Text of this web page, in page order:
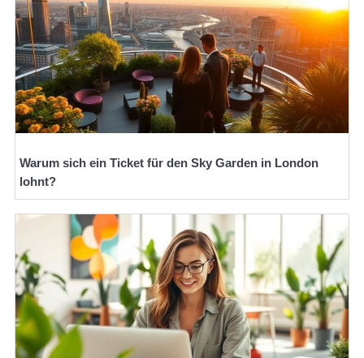
Warum sich ein Ticket für den Sky Garden in London
lohnt?